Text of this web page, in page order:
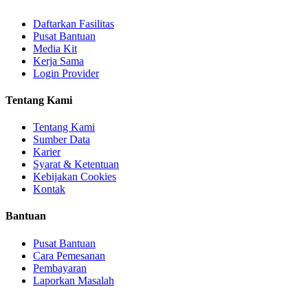
Daftarkan Fasilitas
Pusat Bantuan
Media Kit
Kerja Sama
Login Provider
Tentang Kami
Tentang Kami
Sumber Data
Karier
Syarat & Ketentuan
Kebijakan Cookies
Kontak
Bantuan
Pusat Bantuan
Cara Pemesanan
Pembayaran
Laporkan Masalah